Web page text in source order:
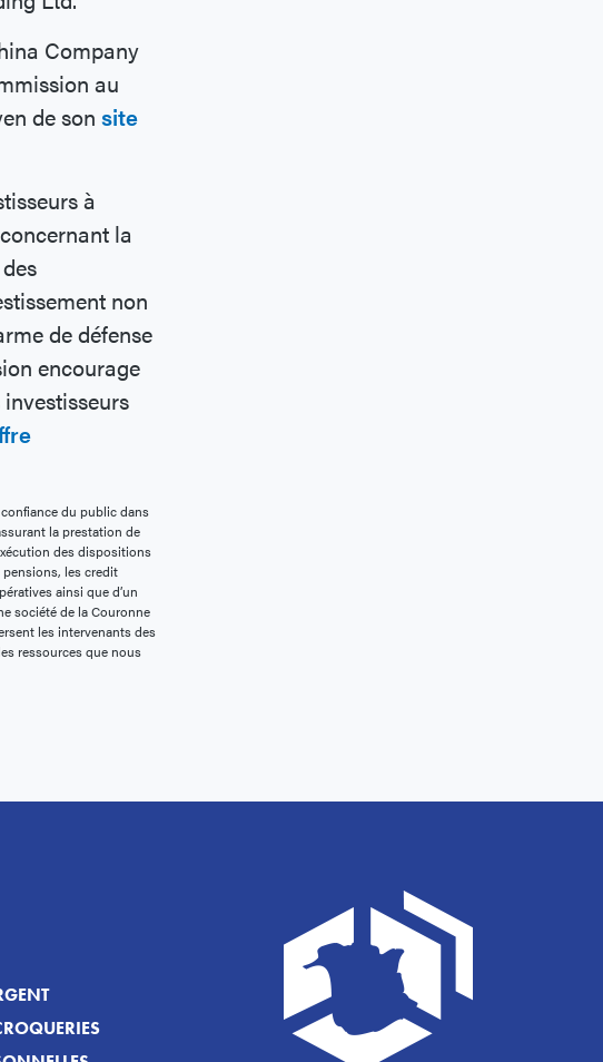
Company
au
de son site
à
la
non
de défense
encourage
du public dans
la prestation de
des dispositions
les credit
ainsi que d’un
société de la Couronne
les intervenants des
ressources que nous